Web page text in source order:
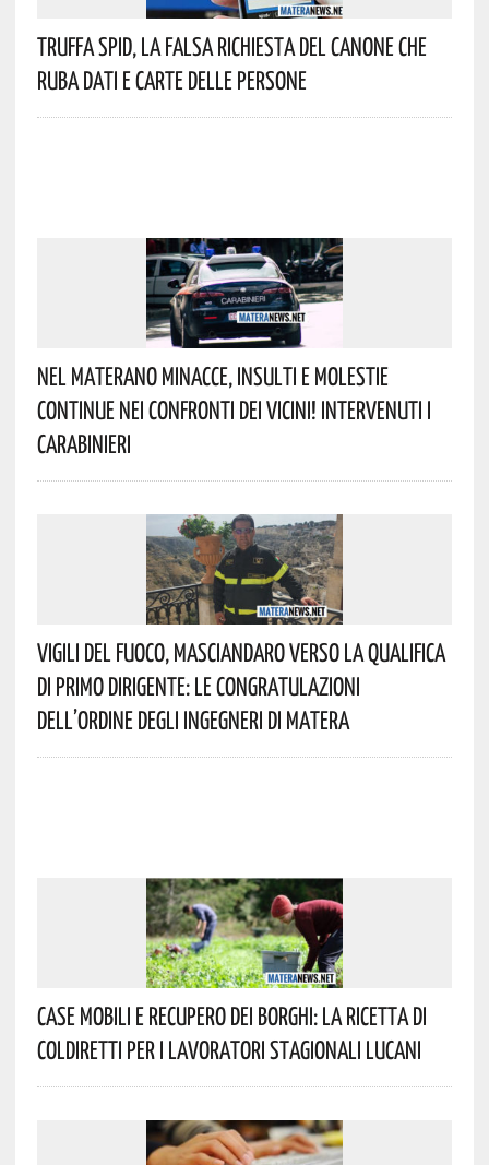
Truffa Spid, La Falsa Richiesta Del Canone Che
Ruba Dati E Carte Delle Persone
Nel Materano Minacce, Insulti E Molestie
Continue Nei Confronti Dei Vicini! Intervenuti I
Carabinieri
Vigili Del Fuoco, Masciandaro Verso La Qualifica
Di Primo Dirigente: Le Congratulazioni
Dell’Ordine Degli Ingegneri Di Matera
Case Mobili E Recupero Dei Borghi: La Ricetta Di
Coldiretti Per I Lavoratori Stagionali Lucani